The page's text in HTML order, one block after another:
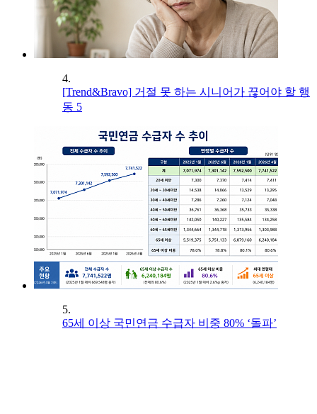
4.
[Trend&Bravo] 거절 못 하는 시니어가 끊어야 할 행
동 5
5.
65세 이상 국민연금 수급자 비중 80% ‘돌파’